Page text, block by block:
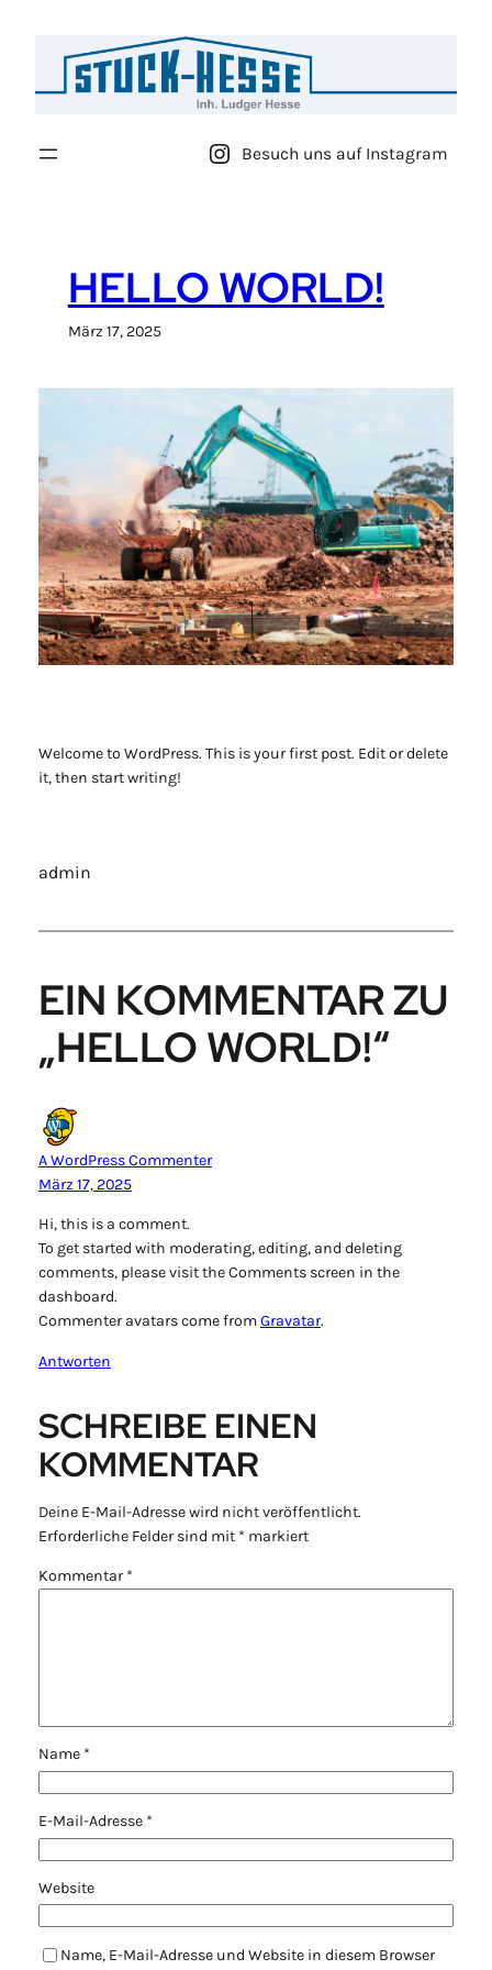
Besuch uns auf Instagram
HELLO WORLD!
März 17, 2025
Welcome to WordPress. This is your first post. Edit or delete
it, then start writing!
admin
EIN KOMMENTAR ZU
„HELLO WORLD!“
A WordPress Commenter
März 17, 2025
Hi, this is a comment.
To get started with moderating, editing, and deleting
comments, please visit the Comments screen in the
dashboard.
Commenter avatars come fromGravatar.
Antworten
SCHREIBE EINEN
KOMMENTAR
Deine E-Mail-Adresse wird nicht veröffentlicht.
Erforderliche Felder sind mit * markiert
Kommentar*
Name *
E-Mail-Adresse *
Website
Name, E-Mail-Adresse und Website in diesem Browser